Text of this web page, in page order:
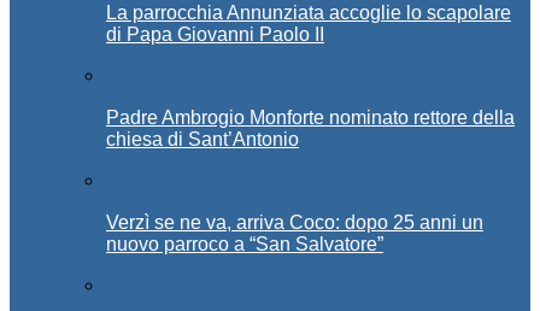
La parrocchia Annunziata accoglie lo scapolare
di Papa Giovanni Paolo II
Padre Ambrogio Monforte nominato rettore della
chiesa di Sant’Antonio
Verzì se ne va, arriva Coco: dopo 25 anni un
nuovo parroco a “San Salvatore”